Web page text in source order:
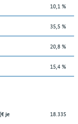
10,1 %
35,5 %
20,8 %
15,4 %
je
18.335